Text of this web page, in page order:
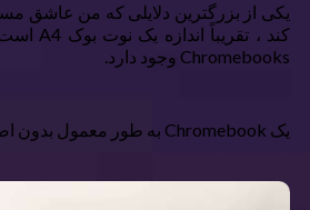
Chromebooks وجود دارد.
یک Chromebook به طور معمول بدون اضافه کردن وزن قابل توجه ، در حمل و نقل شما متناسب است و باعث می شود آن بسیار راحت تر از چسباندن یک لپ تاپ با اندازه کامل باشد.